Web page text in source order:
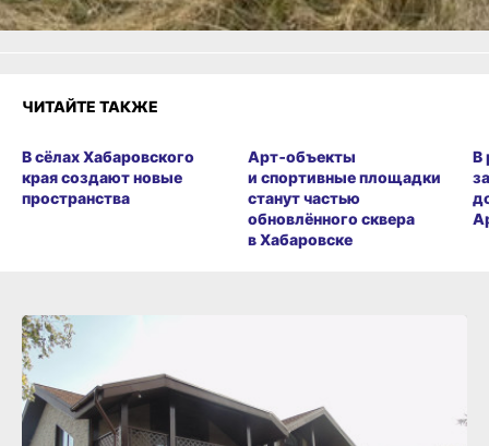
ЧИТАЙТЕ ТАКЖЕ
В сёлах Хабаровского
края создают новые
пространства
Арт‑объекты
и спортивные площадки
станут частью
обновлённого сквера
в Хабаровске
В